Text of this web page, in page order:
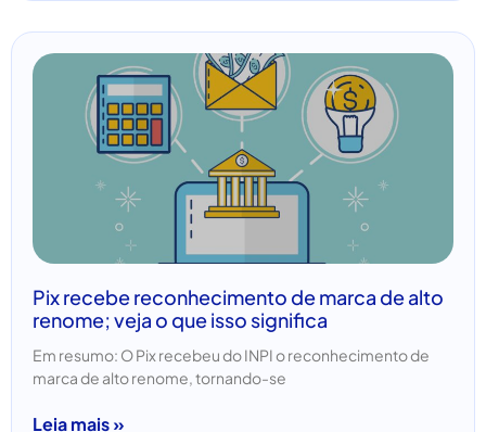
Pix recebe reconhecimento de marca de alto
renome; veja o que isso significa
Em resumo: O Pix recebeu do INPI o reconhecimento de
marca de alto renome, tornando-se
Leia mais »